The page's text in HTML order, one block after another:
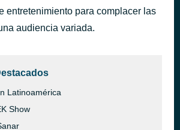
entretenimiento para complacer las
audiencia variada.
Latinoamérica
Show